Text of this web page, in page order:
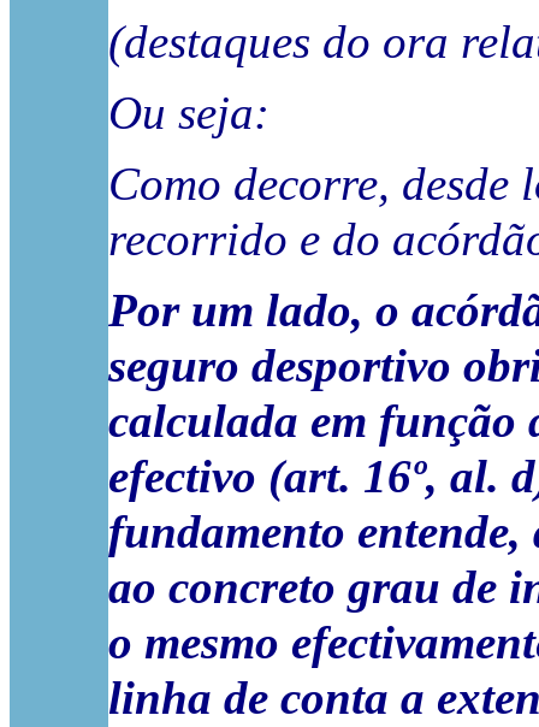
(destaques do ora
Ou seja:
Como decorre, desde
recorrido e do
Por um lado, o
seguro desportivo
calculada em função
efectivo (art. 16º, al.
fundamento
ao concreto grau de
o mesmo
linha de conta a